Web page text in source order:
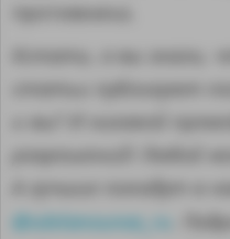
противника.
Кстати, а вы знали,
статьи публикуют
и вы? И никакой
разрешений! Любой
А лучшие попадут в
@sdelanounas_ru
.